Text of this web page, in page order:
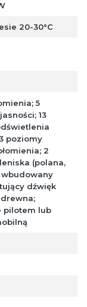
20-30°C
5
13
poziomy
2
(polana,
wbudowany
dźwięk
drewna;
pilotem lub